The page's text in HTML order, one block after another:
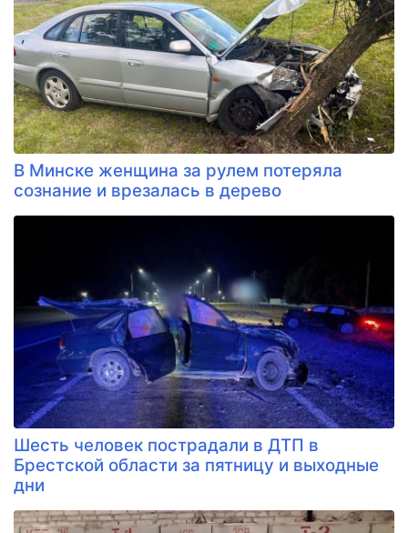
В Минске женщина за рулем потеряла
сознание и врезалась в дерево
Шесть человек пострадали в ДТП в
Брестской области за пятницу и выходные
дни